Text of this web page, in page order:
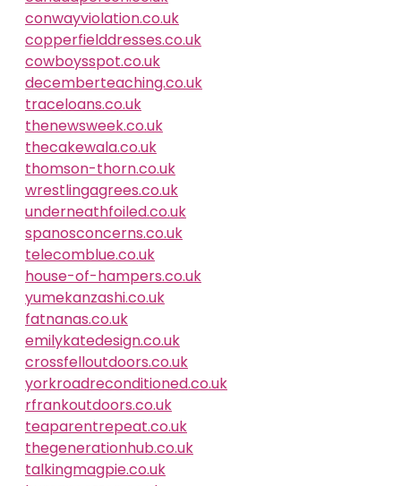
conwayviolation.co.uk
copperfielddresses.co.uk
cowboysspot.co.uk
decemberteaching.co.uk
traceloans.co.uk
thenewsweek.co.uk
thecakewala.co.uk
thomson-thorn.co.uk
wrestlingagrees.co.uk
underneathfoiled.co.uk
spanosconcerns.co.uk
telecomblue.co.uk
house-of-hampers.co.uk
yumekanzashi.co.uk
fatnanas.co.uk
emilykatedesign.co.uk
crossfelloutdoors.co.uk
yorkroadreconditioned.co.uk
rfrankoutdoors.co.uk
teaparentrepeat.co.uk
thegenerationhub.co.uk
talkingmagpie.co.uk